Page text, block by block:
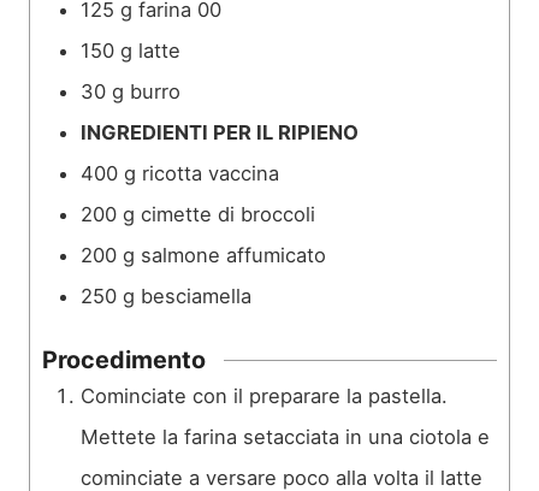
125 g farina 00
150 g latte
30 g burro
INGREDIENTI PER IL RIPIENO
400 g ricotta vaccina
200 g cimette di broccoli
200 g salmone affumicato
250 g besciamella
Procedimento
Cominciate con il preparare la pastella.
Mettete la farina setacciata in una ciotola e
cominciate a versare poco alla volta il latte